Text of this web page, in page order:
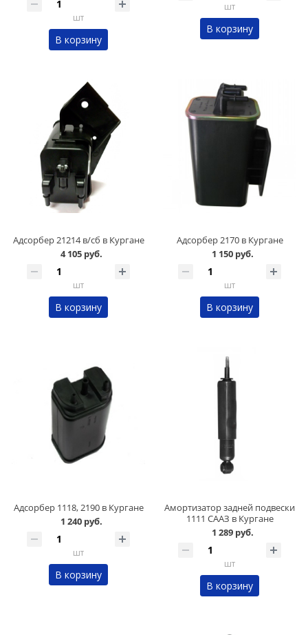
шт
В корзину
шт
В корзину
Адсорбер 21214 в/сб в Кургане
4 105 руб.
шт
В корзину
Адсорбер 2170 в Кургане
1 150 руб.
шт
В корзину
Адсорбер 1118, 2190 в Кургане
1 240 руб.
шт
В корзину
Амортизатор задней подвески
1111 СААЗ в Кургане
1 289 руб.
шт
В корзину